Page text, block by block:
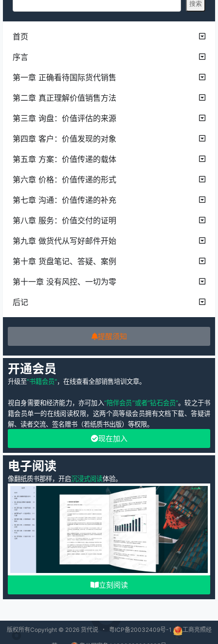
首页
序言
第一章 正确看待国际货代销售
第二章 真正理解价值销售方法
第三章 询盘：价值评估的来源
第四章 客户：价值发现的对象
第五章 方案：价值传递的载体
第六章 价格：价值传递的形式
第七章 沟通：价值传递的补充
第八章 服务：价值交付的证明
第九章 做货代从写好邮件开始
第十章 货盘笔记、答疑、案例
第十一章 没有风控、一切为零
后记
提醒须知
开通会员
升级至"书籍会员"，在线查看全部销售培训文章。
视自身需要和经济能力，亦可加入“陪伴会员”或者“钻石会员”。较之于书
籍会员单一的在线阅读权限，这两个高等级会员拥有文档下载、答疑讲
解、读者交流、签名赠书（若纸质书出版）等权限。
现在加入
电子阅读
像翻纸质书那样，开启沉浸式阅读体验。
立刻阅读
版权所有Copyright © 2026货代说 ・ 粤ICP备20032409号-1 工商亮照经